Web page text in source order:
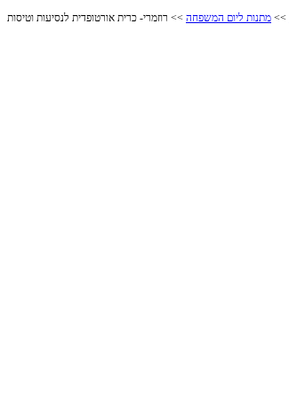
>> מתנות ליום המשפחה >> רוזמרי- כרית אורטופדית לנסיעות וטיסות